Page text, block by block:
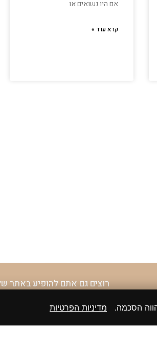
אם היו נשואים או
קרא עוד »
רוצים גם אתם להופיע באתר
הסכמה. מדיניות הפרטיות